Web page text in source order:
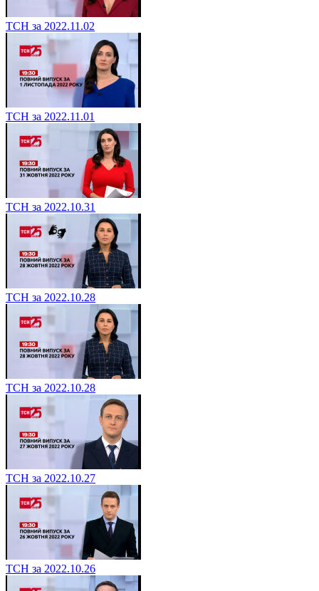
ТСН за 2022.11.02
ТСН за 2022.11.01
ТСН за 2022.10.31
ТСН за 2022.10.28
ТСН за 2022.10.28
ТСН за 2022.10.27
ТСН за 2022.10.26